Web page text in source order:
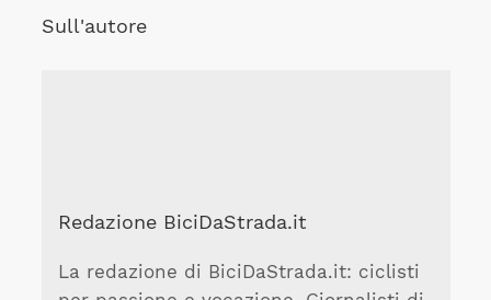
Sull'autore
Redazione BiciDaStrada.it
La redazione di BiciDaStrada.it: ciclisti